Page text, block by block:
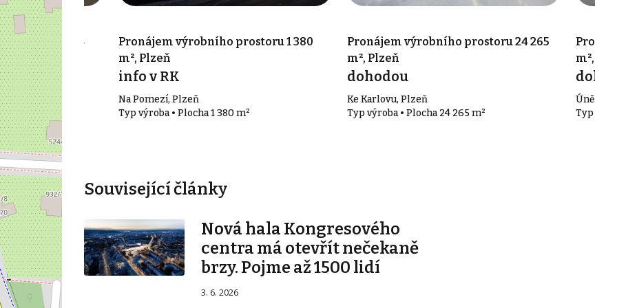
prostoru 7 214
m²
Pronájem výrobního prostoru 1 380
m², Plzeň
info v RK
Na Pomezí, Plzeň
Typ výroba • Plocha 1 380 m²
Pronájem výrobního prostoru 24 265
m², Plzeň
dohodou
Ke Karlovu, Plzeň
Typ výroba • Plocha 24 265 m²
m²,
Typ
Související články
Nová hala Kongresového
centra má otevřít nečekaně
brzy. Pojme až 1500 lidí
3. 6. 2026